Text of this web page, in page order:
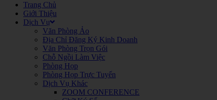
Trang Chủ
Giới Thiệu
Dịch Vụ
Văn Phòng Ảo
Địa Chỉ Đăng Ký Kinh Doanh
Văn Phòng Trọn Gói
Chỗ Ngồi Làm Việc
Phòng Họp
Phòng Họp Trực Tuyến
Dịch Vụ Khác
ZOOM CONFERENCE